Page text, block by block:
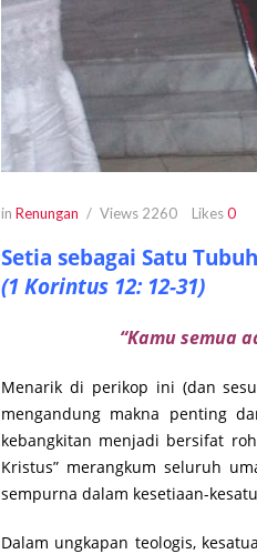
in Renungan Views 2260 Likes0
Setia sebagai Satu
(1 Korintus 12: 12-31)
“Kamu semua
Menarik di perikop ini (dan
mengandung makna penting
kebangkitan menjadi bersifat
Kristus” merangkum seluruh
sempurna dalam kesetiaan-
Dalam ungkapan teologis,